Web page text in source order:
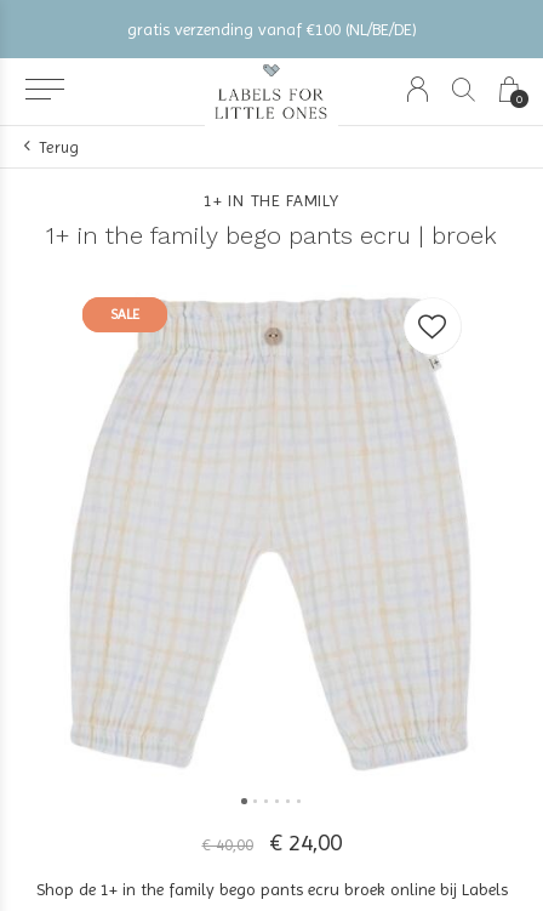
0
gratis verzending vanaf €100 (NL/BE/DE)
Terug
1+ IN THE FAMILY
1+ in the family bego pants ecru | broek
SALE
SALE
€ 40,00 € 24,00
Shop de 1+ in the family bego pants ecru broek online bij Labels